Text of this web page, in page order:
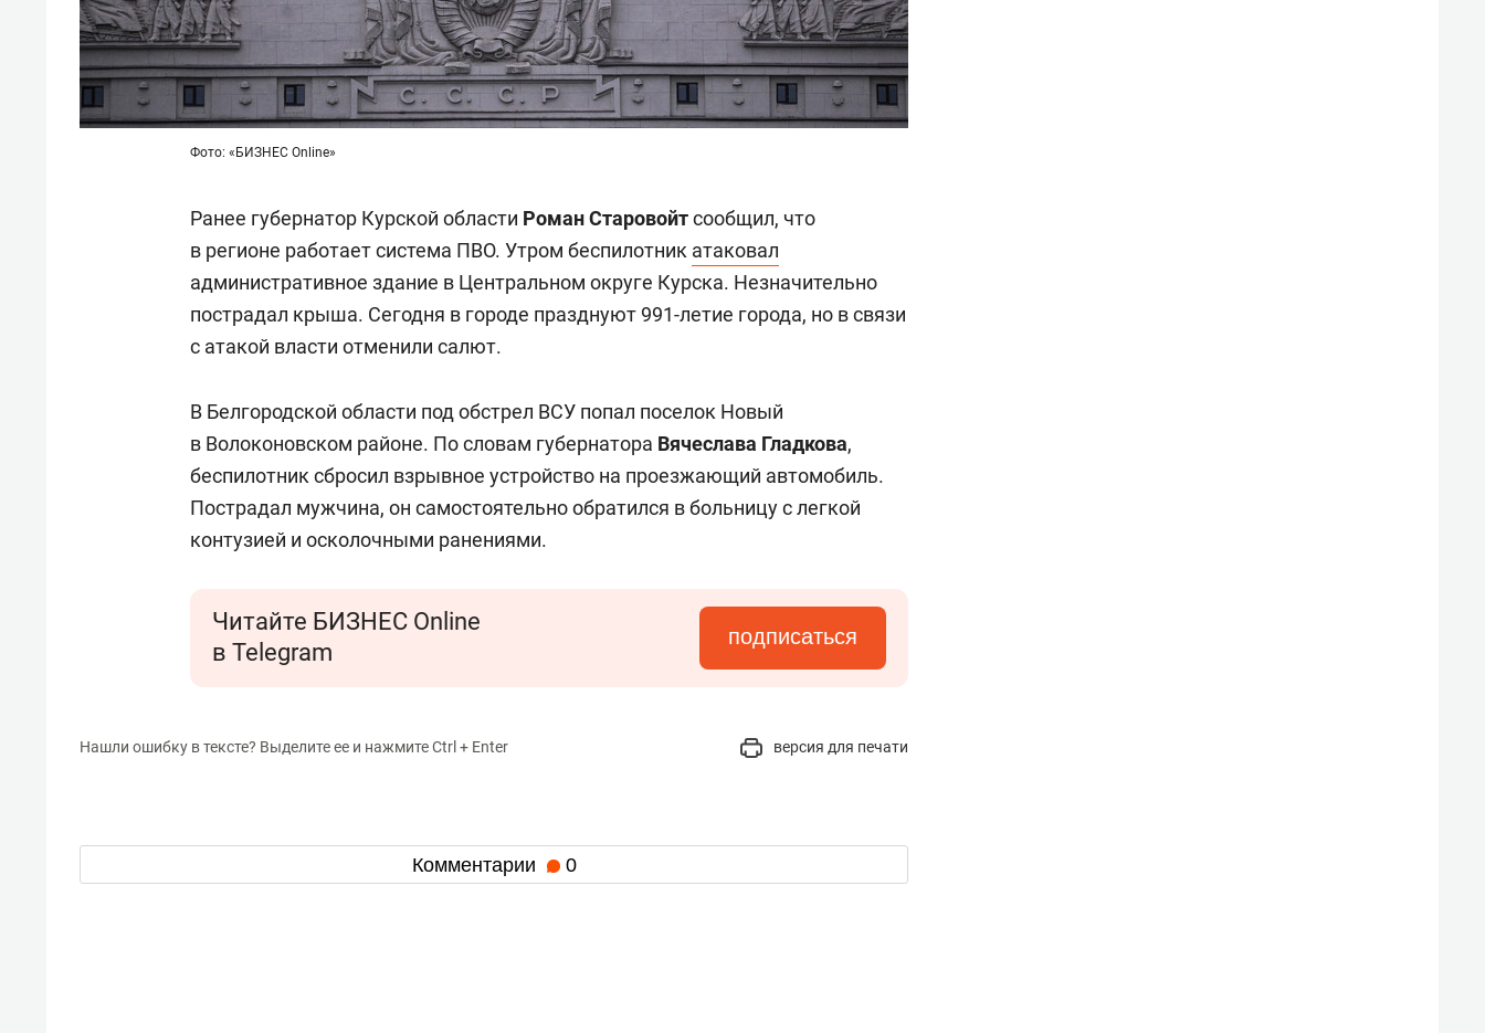
Фото: «БИЗНЕС Online»
Ранее губернатор Курской области Роман Старовойтсообщил, что
в регионе работает система ПВО. Утром беспилотник атаковал
административное здание в Центральном округе Курска. Незначительно
пострадал крыша. Сегодня в городе празднуют 991-летие города, но в связи
с атакой власти отменили салют.
В Белгородской области под обстрел ВСУ попал поселок Новый
в Волоконовском районе. По словам губернатора Вячеслава Гладкова,
беспилотник сбросил взрывное устройство на проезжающий автомобиль.
Пострадал мужчина, он самостоятельно обратился в больницу с легкой
контузией и осколочными ранениями.
Читайте БИЗНЕС Online
в Telegram
подписаться
Нашли ошибку в тексте? Выделите ее и нажмите Ctrl + Enter версия для печати
Комментарии 0